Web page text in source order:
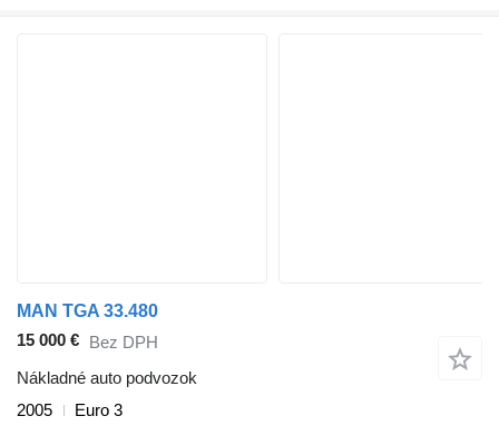
MAN TGA 33.480
15 000 € Bez DPH
Nákladné auto podvozok
2005
Euro 3